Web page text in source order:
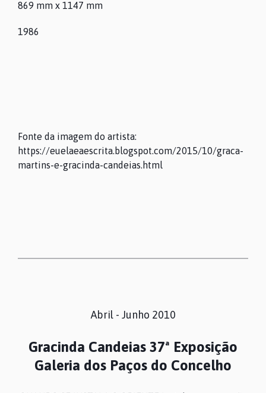
ARQUIVO
869 mm x 1147 mm
1986
Fonte da imagem do artista:
https://euelaeaescrita.blogspot.com/2015/10/graca-
martins-e-gracinda-candeias.html
Abril - Junho 2010
Gracinda Candeias 37ª Exposição
Galeria dos Paços do Concelho